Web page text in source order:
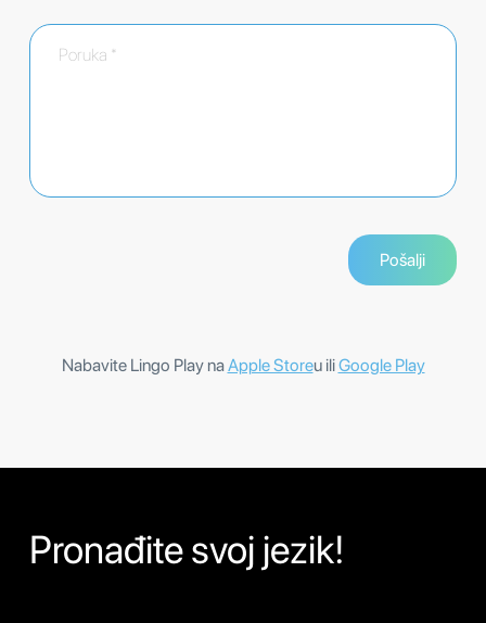
Nabavite Lingo Play naApple Storeu iliGoogle Play
Pronađite svoj jezik!